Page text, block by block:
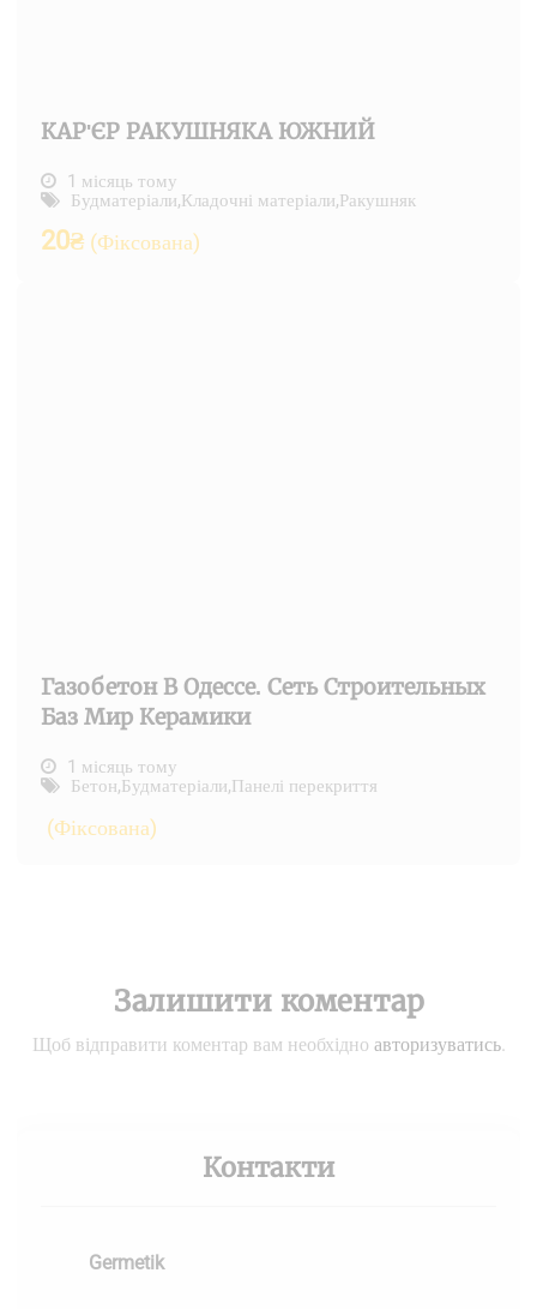
КАР'ЄР РАКУШНЯКА ЮЖНИЙ
1 місяць тому
Будматеріали,Кладочні матеріали,Ракушняк
20₴ (Фіксована)
Газобетон В Одессе. Сеть Строительных
Баз Мир Керамики
1 місяць тому
Бетон,Будматеріали,Панелі перекриття
(Фіксована)
Залишити коментар
Щоб відправити коментар вам необхідно авторизуватись.
Контакти
Germetik